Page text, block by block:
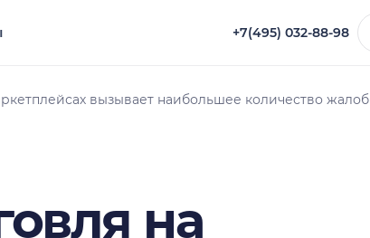
+7(495) 032-88-98
вызывает наибольшее количество жалоб
на